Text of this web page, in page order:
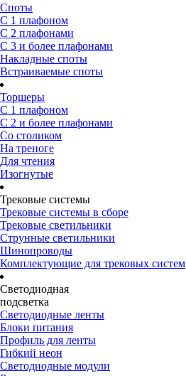
Споты
С 1 плафоном
С 2 плафонами
С 3 и более плафонами
Накладные споты
Встраиваемые споты
Торшеры
С 1 плафоном
С 2 и более плафонами
Со столиком
На треноге
Для чтения
Изогнутые
Трековые системы
Трековые системы в сборе
Трековые светильники
Струнные светильники
Шинопроводы
Комплектующие для трековых систем
Светодиодная
подсветка
Светодиодные ленты
Блоки питания
Профиль для ленты
Гибкий неон
Светодиодные модули